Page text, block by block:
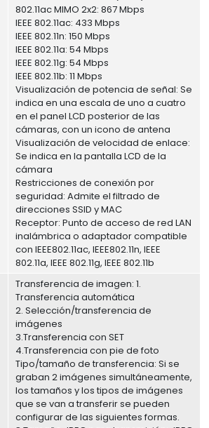
802.11ac MIMO 2x2: 867 Mbps
IEEE 802.11ac: 433 Mbps
IEEE 802.11n: 150 Mbps
IEEE 802.11a: 54 Mbps
IEEE 802.11g: 54 Mbps
IEEE 802.11b: 11 Mbps
Visualización de potencia de señal: Se
indica en una escala de uno a cuatro
en el panel LCD posterior de las
cámaras, con un icono de antena
Visualización de velocidad de enlace:
Se indica en la pantalla LCD de la
cámara
Restricciones de conexión por
seguridad: Admite el filtrado de
direcciones SSID y MAC
Receptor: Punto de acceso de red LAN
inalámbrica o adaptador compatible
con IEEE802.11ac, IEEE802.11n, IEEE
802.11a, IEEE 802.11g, IEEE 802.11b
Transferencia de imagen: 1.
Transferencia automática
2. Selección/transferencia de
imágenes
3.Transferencia con SET
4.Transferencia con pie de foto
Tipo/tamaño de transferencia: Si se
graban 2 imágenes simultáneamente,
los tamaños y los tipos de imágenes
que se van a transferir se pueden
configurar de las siguientes formas.